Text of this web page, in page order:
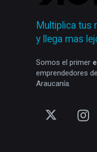
Multiplica tus
y llega mas
Somos el primer
emprendedores
Araucanía.